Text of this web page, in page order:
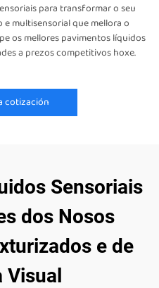
para transformar o seu
multisensorial que mellora o
os mellores pavimentos líquidos
a prezos competitivos hoxe.
cotización
Sensoriais
dos Nosos
e de
Visual